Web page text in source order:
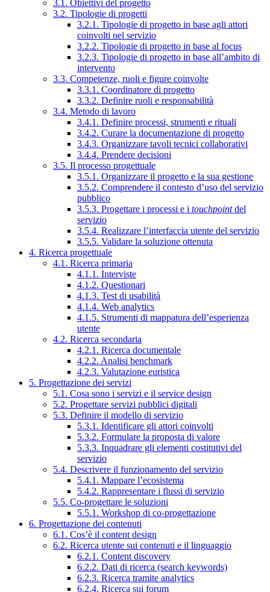
3.1. Obiettivi del progetto
3.2. Tipologie di progetti
3.2.1. Tipologie di progetto in base agli attori
coinvolti nel servizio
3.2.2. Tipologie di progetto in base al focus
3.2.3. Tipologie di progetto in base all’ambito di
intervento
3.3. Competenze, ruoli e figure coinvolte
3.3.1. Coordinatore di progetto
3.3.2. Definire ruoli e responsabilità
3.4. Metodo di lavoro
3.4.1. Definire processi, strumenti e rituali
3.4.2. Curare la documentazione di progetto
3.4.3. Organizzare tavoli tecnici collaborativi
3.4.4. Prendere decisioni
3.5. Il processo progettuale
3.5.1. Organizzare il progetto e la sua gestione
3.5.2. Comprendere il contesto d’uso del servizio
pubblico
3.5.3. Progettare i processi e i touchpointdel
servizio
3.5.4. Realizzare l’interfaccia utente del servizio
3.5.5. Validare la soluzione ottenuta
4. Ricerca progettuale
4.1. Ricerca primaria
4.1.1. Interviste
4.1.2. Questionari
4.1.3. Test di usabilità
4.1.4. Web analytics
4.1.5. Strumenti di mappatura dell’esperienza
utente
4.2. Ricerca secondaria
4.2.1. Ricerca documentale
4.2.2. Analisi benchmark
4.2.3. Valutazione euristica
5. Progettazione dei servizi
5.1. Cosa sono i servizi e il service design
5.2. Progettare servizi pubblici digitali
5.3. Definire il modello di servizio
5.3.1. Identificare gli attori coinvolti
5.3.2. Formulare la proposta di valore
5.3.3. Inquadrare gli elementi costitutivi del
servizio
5.4. Descrivere il funzionamento del servizio
5.4.1. Mappare l’ecosistema
5.4.2. Rappresentare i flussi di servizio
5.5. Co-progettare le soluzioni
5.5.1. Workshop di co-progettazione
6. Progettazione dei contenuti
6.1. Cos’è il content design
6.2. Ricerca utente sui contenuti e il linguaggio
6.2.1. Content discovery
6.2.2. Dati di ricerca (search keywords)
6.2.3. Ricerca tramite analytics
6.2.4. Ricerca sui forum